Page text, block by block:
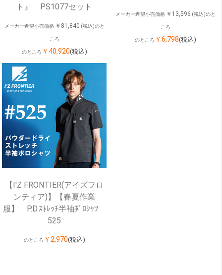
ト』 PS1077セット
メーカー希望小売価格 ￥81,840 (税込)のと
ころ
のところ ￥40,920(税込)
メーカー希望小売価格 ￥13,596 (税込)のと
ころ
のところ ￥6,798(税込)
【I'Z FRONTIER(アイズフロ
ンティア)】【春夏作業
服】 P.D.ｽﾄﾚｯﾁ半袖ﾎﾟﾛｼｬﾂ
525
のところ ￥2,970(税込)